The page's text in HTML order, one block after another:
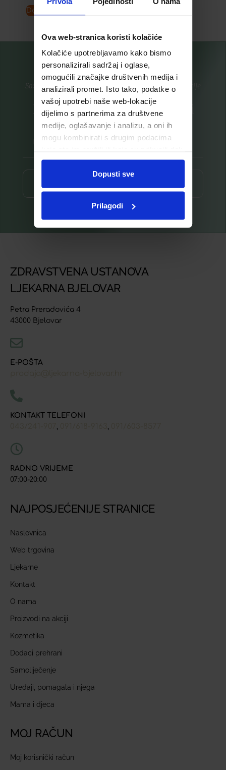
Ova web-stranica koristi kolačiće
Kolačiće upotrebljavamo kako bismo
personalizirali sadržaj i oglase,
omogućili značajke društvenih medija i
analizirali promet. Isto tako, podatke o
vašoj upotrebi naše web-lokacije
dijelimo s partnerima za društvene
medije, oglašavanje i analizu, a oni ih
mogu kombinirati s drugim podacima
ste upotrebljavali njihove usluge.
Dopusti sve
Prilagodi
Dodaj u košaricu
Saznajte prvi za nove proizvode i ekskluzivne promocije
Prijavite se na listu za novosti
ZDRAVSTVENA USTANOVA
LJEKARNA BJELOVAR
Petra Preradovića 4
43000 Bjelovar
E-POŠTA
KONTAKT TELEFONI
, ,
RADNO VRIJEME
07:00-20:00
NAJPOSJEĆENIJE STRANICE
Naslovnica
Web trgovina
Ljekarne
Kontakt
O nama
Proizvodi na akciji
Kozmetika
Dodaci prehrani
Samoliječenje
Uređaji, pomagala i njega
Mama i djeca
MOJ RAČUN
Moj korisnički račun